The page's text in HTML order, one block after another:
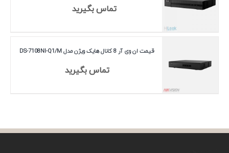
تماس بگیرید
قیمت ان وی آر 8 کانال هایک ویژن مدل DS-7108NI-Q1/M
تماس بگیرید